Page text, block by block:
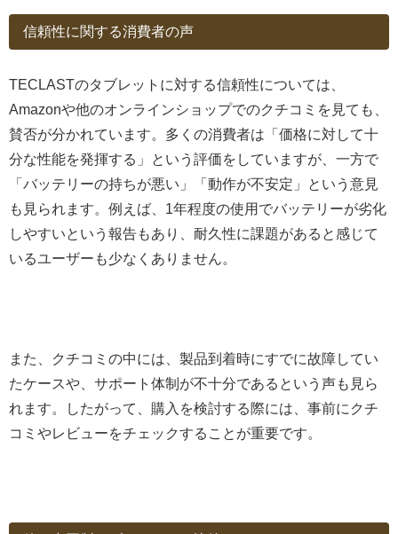
信頼性に関する消費者の声
TECLASTのタブレットに対する信頼性については、
Amazonや他のオンラインショップでのクチコミを見ても、
賛否が分かれています。多くの消費者は「価格に対して十
分な性能を発揮する」という評価をしていますが、一方で
「バッテリーの持ちが悪い」「動作が不安定」という意見
も見られます。例えば、1年程度の使用でバッテリーが劣化
しやすいという報告もあり、耐久性に課題があると感じて
いるユーザーも少なくありません。
また、クチコミの中には、製品到着時にすでに故障してい
たケースや、サポート体制が不十分であるという声も見ら
れます。したがって、購入を検討する際には、事前にクチ
コミやレビューをチェックすることが重要です。